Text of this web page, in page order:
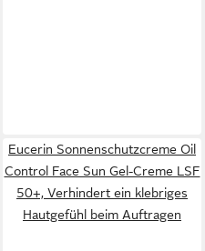
Eucerin Sonnenschutzcreme Oil
Control Face Sun Gel-Creme LSF
50+, Verhindert ein klebriges
Hautgefühl beim Auftragen